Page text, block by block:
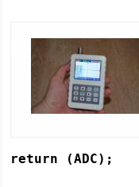
return (ADC);